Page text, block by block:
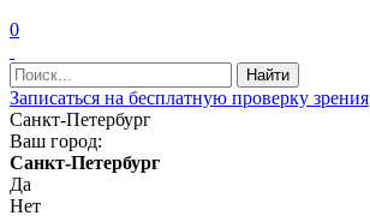
0
Записаться на бесплатную проверку зрения
Санкт-Петербург
Ваш город:
Санкт-Петербург
Да
Нет